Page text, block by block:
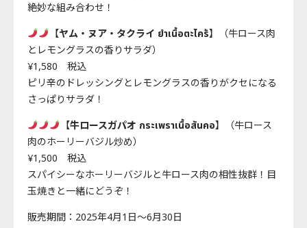
絶妙な組み合わせ！
【ヤム・ヌア・タクライ ยำเนื้อตะไคร้】（牛ロース肉
とレモングラスの香りサラダ）
¥1,580 税込
ピリ辛のドレッシングとレモングラスの香りがクセになる
さっぱりサラダ！
【牛ロースガパオ กระเพราเนื้อสันคอ】（牛ロース
肉のホーリーバジル炒め）
¥1,500 税込
スパイシーなホーリーバジルと牛ロース肉の相性抜群！目
玉焼きと一緒にどうぞ！
販売期間：2025年4月1日～6月30日